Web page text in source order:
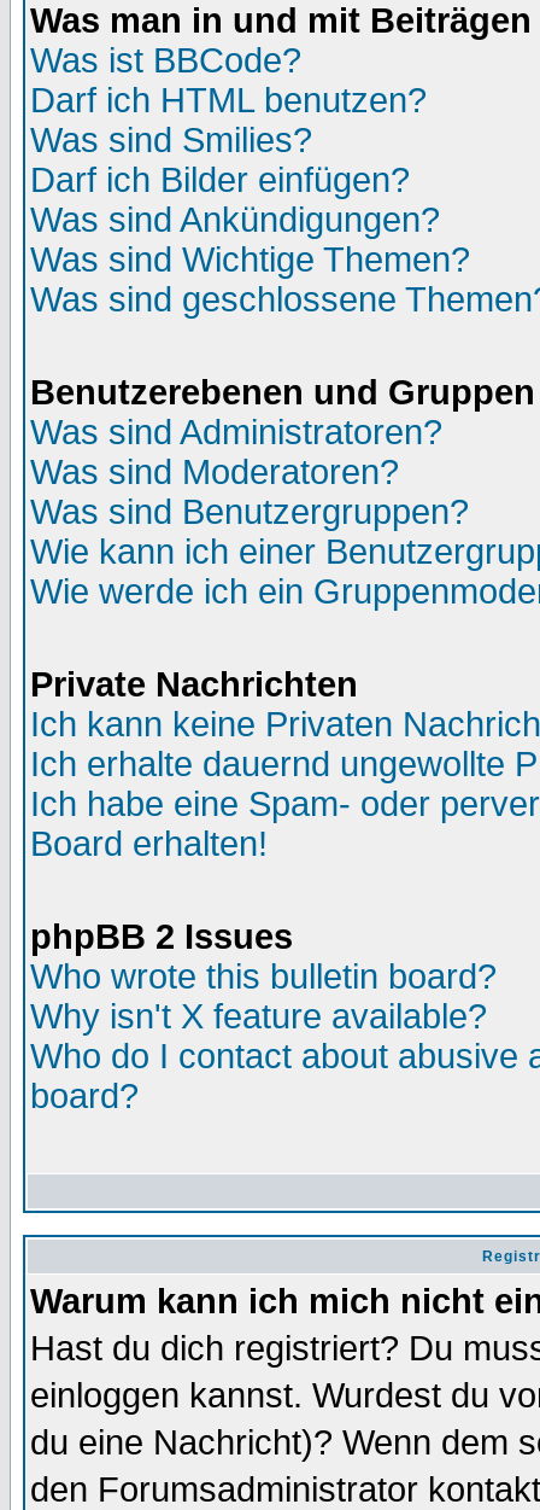
Was man in und mit
Was ist BBCode?
Darf ich HTML benutzen?
Was sind Smilies?
Darf ich Bilder einfügen?
Was sind Ankündigungen?
Was sind Wichtige Themen?
Was sind geschlossene
Benutzerebenen und Gruppen
Was sind Administratoren?
Was sind Moderatoren?
Was sind Benutzergruppen?
Wie kann ich einer
Wie werde ich ein
Private Nachrichten
Ich kann keine Privaten
Ich erhalte dauernd ungewollte
Ich habe eine Spam- oder
Board erhalten!
phpBB 2 Issues
Who wrote this bulletin board?
Why isn't X feature available?
Who do I contact about abusive
board?
Warum kann ich mich nicht
Hast du dich registriert? Du
einloggen kannst. Wurdest du
du eine Nachricht)? Wenn dem
den Forumsadministrator